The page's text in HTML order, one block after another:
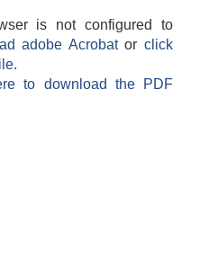
is not configured to
adobe Acrobatorclick
to download the PDF